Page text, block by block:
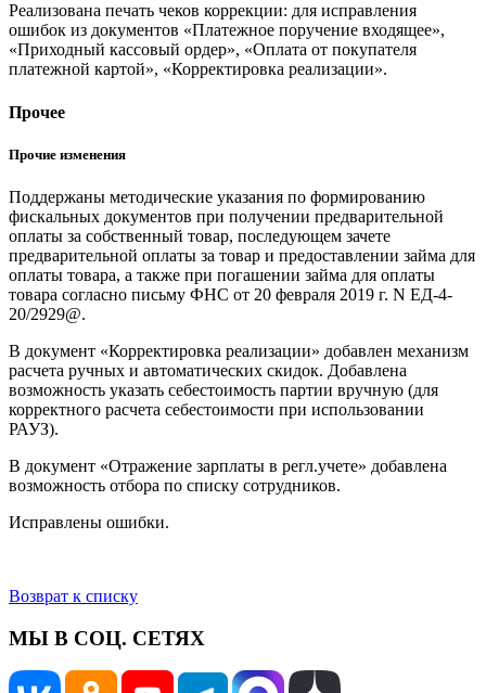
Реализована печать чеков коррекции: для исправления
ошибок из документов «Платежное поручение входящее»,
«Приходный кассовый ордер», «Оплата от покупателя
платежной картой», «Корректировка реализации».
Прочее
Прочие изменения
Поддержаны методические указания по формированию
фискальных документов при получении предварительной
оплаты за собственный товар, последующем зачете
предварительной оплаты за товар и предоставлении займа для
оплаты товара, а также при погашении займа для оплаты
товара согласно письму ФНС от 20 февраля 2019 г. N ЕД-4-
20/2929@.
В документ «Корректировка реализации» добавлен механизм
расчета ручных и автоматических скидок. Добавлена
возможность указать себестоимость партии вручную (для
корректного расчета себестоимости при использовании
РАУЗ).
В документ «Отражение зарплаты в регл.учете» добавлена
возможность отбора по списку сотрудников.
Исправлены ошибки.
Возврат к списку
МЫ В СОЦ. СЕТЯХ